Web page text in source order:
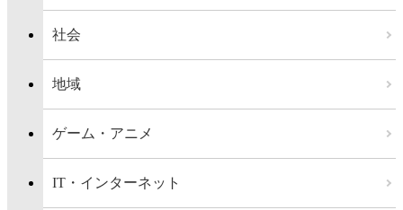
社会
地域
ゲーム・アニメ
IT・インターネット